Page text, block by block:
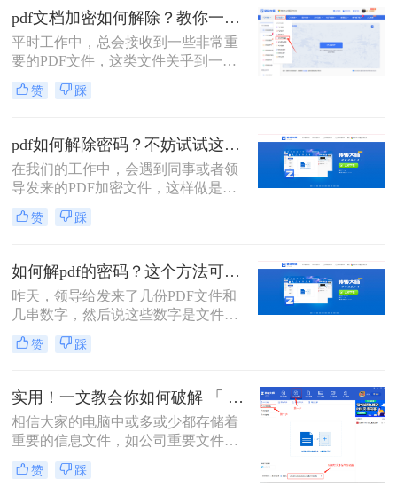
时，就会很麻烦。这时我们就需要对
其进行解密，以方便后续的操作，那
有什么办法能进行PDF解密呢？当然
有，今天小编就为大家推荐2个方
法，大家一起看看pdf加密如何解除
吧！
pdf文档加密如何解除？教你一招解除PDF权限密码！
平时工作中，总会接收到一些非常重
要的PDF文件，这类文件关乎到一些
机密信息，所以我们需要对这类文件
进行加密处理；那么pdf文档加密如何
大家有所帮助！
赞 踩
pdf如何解除密码？不妨试试这两种方法！
在我们的工作中，会遇到同事或者领
导发来的PDF加密文件，这样做是为
了保证文件的机密性；而我们每次打
开PDF文件都需要输入密码才能进行
时，就会很麻烦。这时我们就需要对
其进行解密，以方便后续的操作，那
有什么办法能进行PDF解密呢？当然
有，今天小编就为大家推荐个方法，
大家一起看看pdf如何解除密码吧！
赞 踩
如何解pdf的密码？这个方法可以试一试1
昨天，领导给发来了几份PDF文件和
几串数字，然后说这些数字是文件的
密码，让我将这几份文件里面的信息
整理一下，汇总成一个文档发给他。
的开关文件，感觉非常的不方便，于
是我就用软件将PDF文件进行了解
密，整理的速度一下子就提升了不
少。那么大家知道如何解pdf的密码
吗？不知道的话就跟着我一起来看看
这个方法吧。
赞 踩
实用！一文教会你如何破解 「 PDF 」文件密码!
相信大家的电脑中或多或少都存储着
重要的信息文件，如公司重要文件、
经常用的办公资料、一些照片或者视
频。这些对于大家来说极为珍贵的资
赞 踩